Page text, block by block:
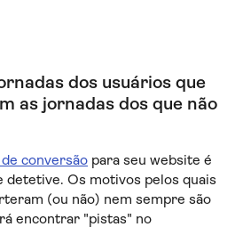
dos usuários que
as jornadas dos que não
conversãopara seu website é
detetive. Os motivos pelos quais
(ou não) nem sempre são
encontrar "pistas" no